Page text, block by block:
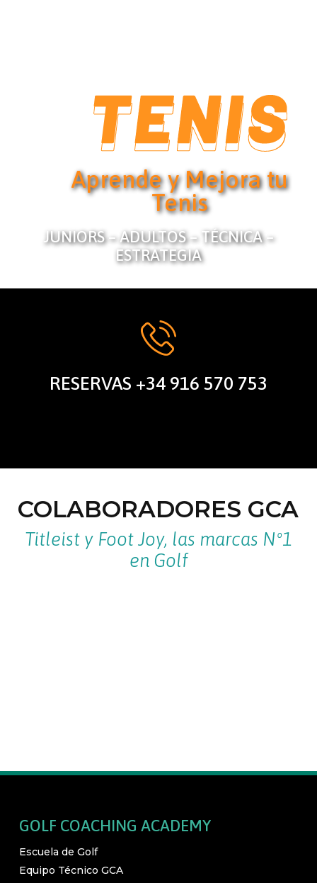
Aprende y Mejora tu
Tenis
JUNIORS – ADULTOS – TÉCNICA –
ESTRATEGIA
RESERVAS +34 916 570 753
COLABORADORES GCA
Titleist y Foot Joy, las marcas Nº1
en Golf
GOLF COACHING ACADEMY
Escuela de Golf
Equipo Técnico GCA